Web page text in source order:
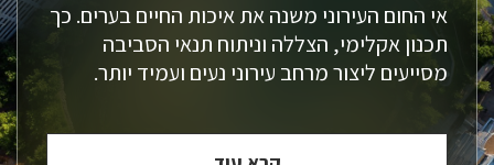
אי החום העירוני משנה את איכות החיים בערים. כך
תכנון אקלימי, הצללה וניתוח תנאי הסביבה
מסייעים ליצור מרחב עירוני נעים ועמיד יותר.